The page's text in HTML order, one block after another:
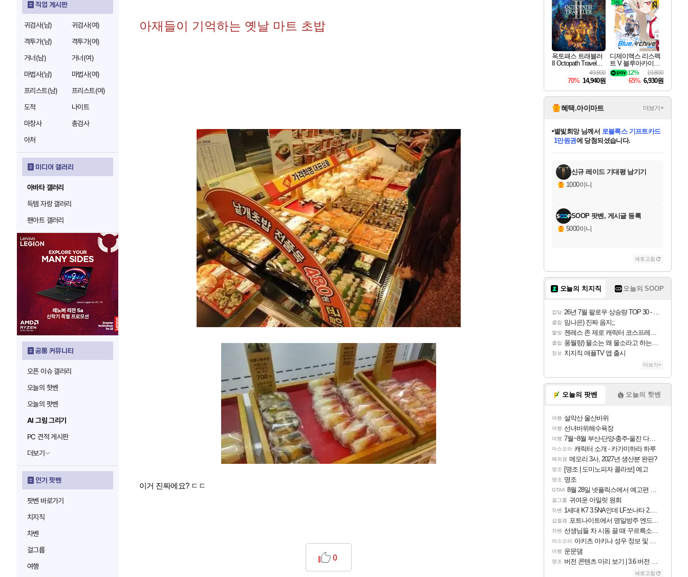
직업 게시판
귀검사(남)
귀검사(여)
격투가(남)
격투가(여)
거너(남)
거너(여)
마법사(남)
마법사(여)
프리스트(남)
프리스트(여)
도적
나이트
마창사
총검사
아처
미디어 갤러리
아바타 갤러리
득템 자랑 갤러리
팬아트 갤러리
공통 커뮤니티
오픈 이슈 갤러리
오늘의 핫벤
오늘의 팟벤
AI 그림 그리기
PC 견적 게시판
더보기
인기 팟벤
팟벤 바로가기
치지직
차벤
걸그룹
여행
아재들이 기억하는 옛날 마트 초밥
이거 진짜에요? ㄷㄷ
0
옥토패스 트래블러
II Octopath Traveler I
49,800
70% 14,940원
디제이맥스 리스펙
트 V 블루아카이브
팩 DJMAX RESPE
CT V Blue Archive P
ack DLC
19,800
12%
65% 6,930원
혜택.아이마트 더보기+
교환.
당첨되셨습니다.
당첨되셨습니다.
당첨되셨습니다.
별빛희망님께서 로블록스 기프트카드
1만원권에 당첨되셨습니다.
당첨되셨습니다.
당첨되셨습니다.
당첨되셨습니다.
당첨되셨습니다.
에디션 (스팀코드)를 교환.
당첨되셨습니다.
신규 레이드 기대평 남기기
1000이니
SOOP 팟벤, 게시글 등록
5000이니
새로고침
오늘의 치지직 오늘의 SOOP
잡담 26년 7월 팔로우 상승량 TOP 30 - 월간 치지직
클립 임나은) 진짜 음지;;
짤방 젠레스 존 제로 캐릭터 코스프레한 꽁주
클립 풍월량) 물소는 왜 물소라고 하는거야? 아! 그만 ㅋㅋ 알았어 ㅋㅋ
정보 치지직 애플TV 앱 출시
더보기+
오늘의 팟벤 오늘의 핫벤
여행 설악산 울산바위
여행 선녀바위해수욕장
여행 7월~8월 부산-단양-충주-울진 다녀왔어요~
아스오라 캐릭터 소개 - 카가미하라 하루
해외겜 메모리 3사, 2027년 생산분 완판?
명조 [명조 | 도미노피자 콜라보] 예고
명조 명조
GTA6 8월 28일 넷플릭스에서 예고편 공개 예정
걸그룹 귀여운 아일릿 원희
차벤 1세대 K7 3.5NA인데 LF쏘나타 2.0NA 기변하면 유류비 절약이 얼마나 될까요..?
섭컬겜 포트나이트에서 명일방주 엔드필드 [펠리카] 판매 예정
차벤 선생님들 차 시동 끌 때 꾸르륵소리나는데
아스오라 아키츠 아키나 성우 정보 및 주요 필모
여행 운문댐
명조 버전 콘텐츠 미리 보기 | 3.6 버전 「신기루 속 등불 그림자, 속세에 깃든 검의 결심」이 8월 20일에 업데이트됩니다!
새로고침